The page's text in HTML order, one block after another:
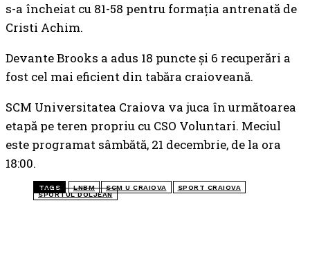
s-a încheiat cu 81-58 pentru formația antrenată de
Cristi Achim.
Devante Brooks a adus 18 puncte și 6 recuperări a
fost cel mai eficient din tabăra craioveană.
SCM Universitatea Craiova va juca în următoarea
etapă pe teren propriu cu CSO Voluntari. Meciul
este programat sâmbătă, 21 decembrie, de la ora
18:00.
TAGS LNBM SCM U CRAIOVA
SPORT CRAIOVA
SPORTUL DOLJEAN